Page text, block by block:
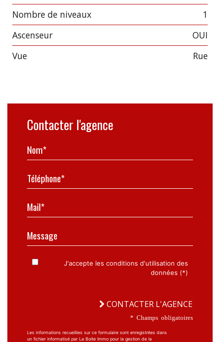
Nombre de niveaux
1
Ascenseur
OUI
Vue
Rue
Contacter l'agence
Nom*
Téléphone*
Mail*
Message
J'accepte les conditions d'utilisation des
données (*)
CONTACTER L'AGENCE
* Champs obligatoires
Les informations recueillies sur ce formulaire sont enregistrées dans
un fichier informatisé par La Boite Immo pour la gestion de la